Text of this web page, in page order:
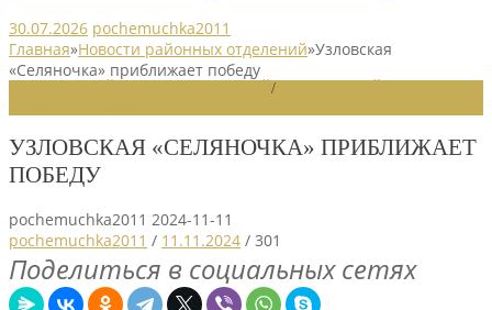
30.07.2026 pochemuchka2011
Главная»Новости районных отделений»Узловская
«Селяночка» приближает победу
/
УЗЛОВСКАЯ «СЕЛЯНОЧКА» ПРИБЛИЖАЕТ
ПОБЕДУ
pochemuchka2011 2024-11-11
pochemuchka2011 / 11.11.2024 / 301
Поделиться в социальных сетях